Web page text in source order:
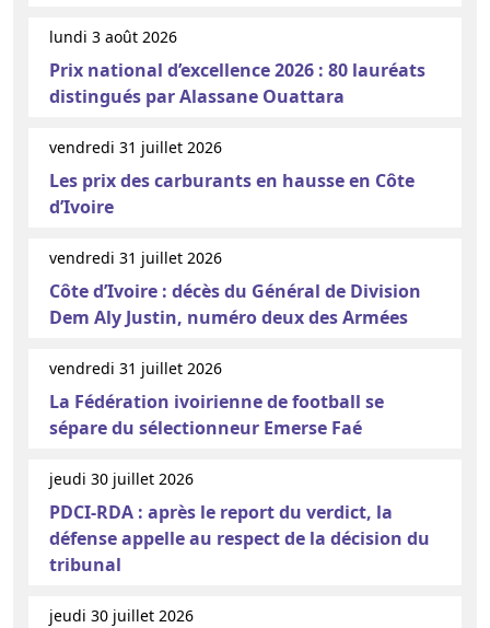
lundi 3 août 2026
Prix national d’excellence 2026 : 80 lauréats
distingués par Alassane Ouattara
vendredi 31 juillet 2026
Les prix des carburants en hausse en Côte
d’Ivoire
vendredi 31 juillet 2026
Côte d’Ivoire : décès du Général de Division
Dem Aly Justin, numéro deux des Armées
vendredi 31 juillet 2026
La Fédération ivoirienne de football se
sépare du sélectionneur Emerse Faé
jeudi 30 juillet 2026
PDCI-RDA : après le report du verdict, la
défense appelle au respect de la décision du
tribunal
jeudi 30 juillet 2026